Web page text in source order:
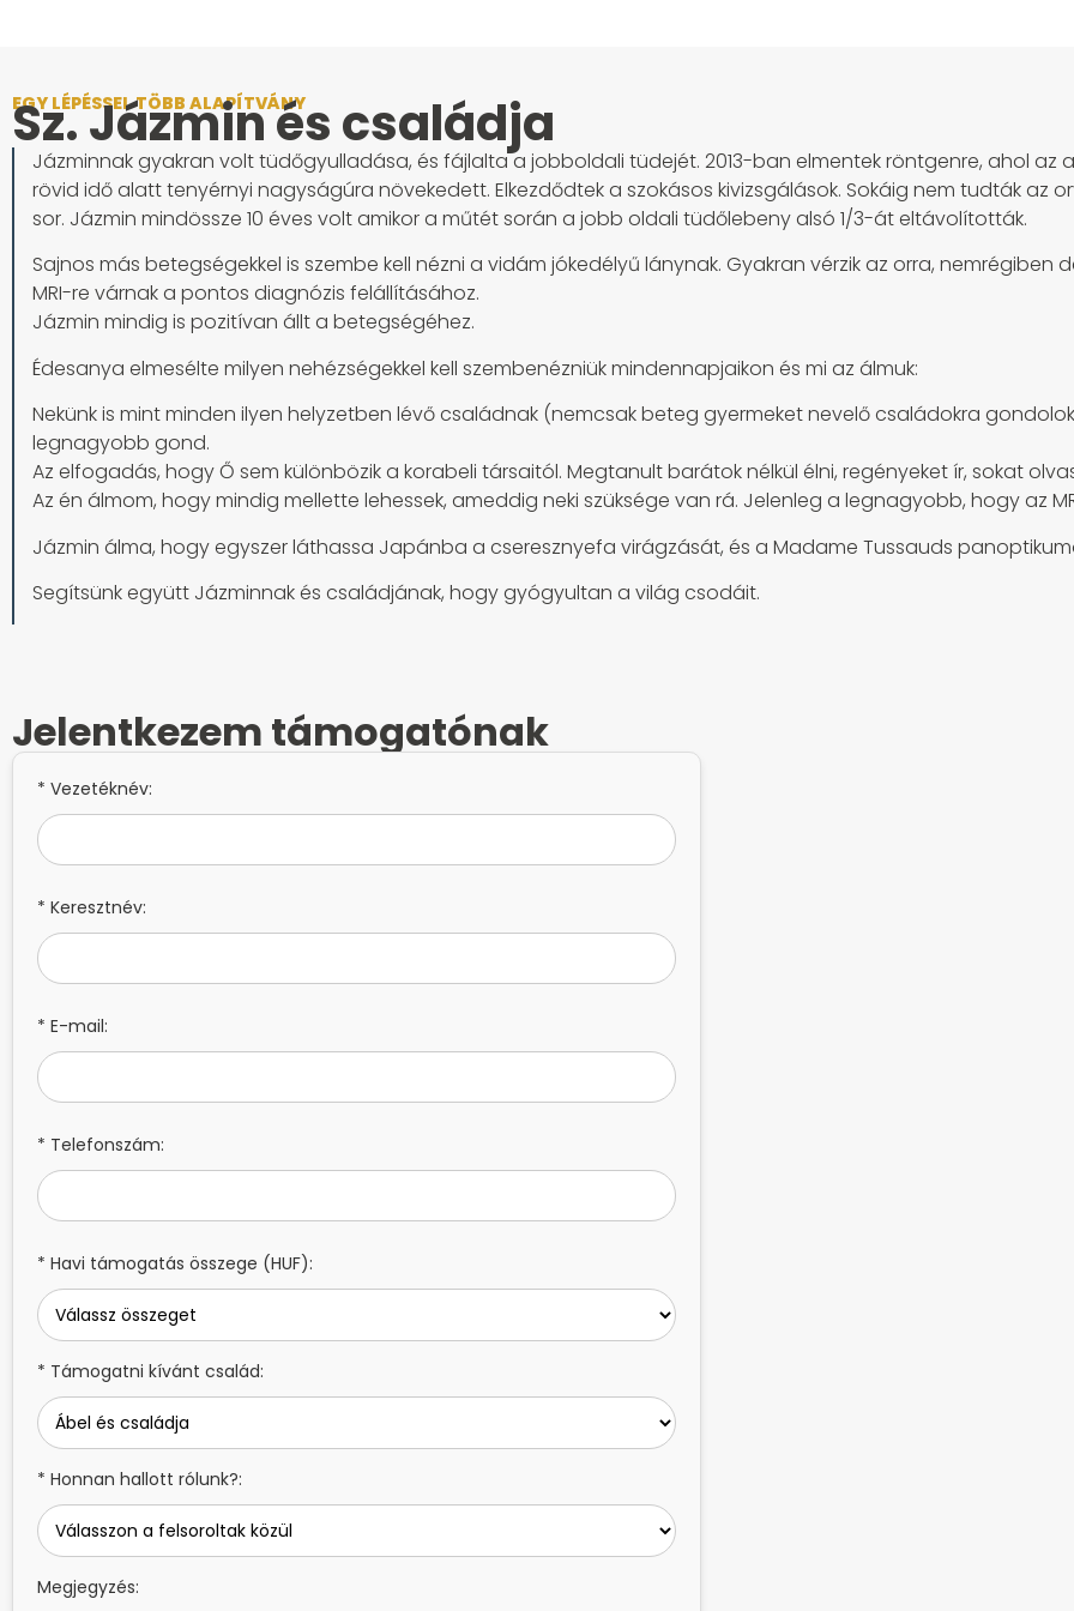
EGY LÉPÉSSEL TÖBB ALAPÍTVÁNY
Sz. Jázmin és családja
Jázminnak gyakran volt tüdőgyulladása, és fájlalta a jobboldali tüdejét. 2013-ban elmentek röntgenre, ahol
rövid idő alatt tenyérnyi nagyságúra növekedett. Elkezdődtek a szokásos kivizsgálások. Sokáig nem tudták az
sor. Jázmin mindössze 10 éves volt amikor a műtét során a jobb oldali tüdőlebeny alsó 1/3-át eltávolították.
Sajnos más betegségekkel is szembe kell nézni a vidám jókedélyű lánynak. Gyakran vérzik az orra,
MRI-re várnak a pontos diagnózis felállításához.
Jázmin mindig is pozitívan állt a betegségéhez.
Édesanya elmesélte milyen nehézségekkel kell szembenézniük mindennapjaikon és mi az álmuk:
Nekünk is mint minden ilyen helyzetben lévő családnak (nemcsak beteg gyermeket nevelő családokra
legnagyobb gond.
Az elfogadás, hogy Ő sem különbözik a korabeli társaitól. Megtanult barátok nélkül élni, regényeket ír, sokat
Az én álmom, hogy mindig mellette lehessek, ameddig neki szüksége van rá. Jelenleg a legnagyobb, hogy az
Jázmin álma, hogy egyszer láthassa Japánba a cseresznyefa virágzását, és a Madame Tussauds
Segítsünk együtt Jázminnak és családjának, hogy gyógyultan a világ csodáit.
Jelentkezem támogatónak
* Vezetéknév:
* Keresztnév:
* E-mail:
* Telefonszám:
* Havi támogatás összege (HUF):
* Támogatni kívánt család:
* Honnan hallott rólunk?:
Megjegyzés: